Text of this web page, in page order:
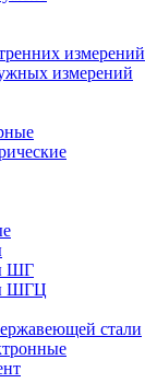
измерений
измерений
ШГ
ШГЦ
стали